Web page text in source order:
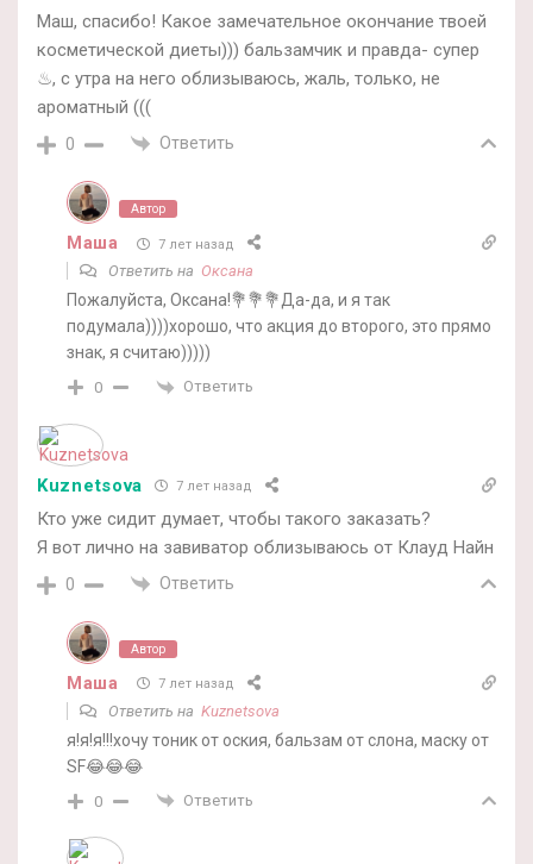
Маш, спасибо! Какое замечательное окончание твоей
косметической диеты))) бальзамчик и правда- супер
♨, с утра на него облизываюсь, жаль, только, не
ароматный (((
0 Ответить
Автор
Маша 7 лет назад
Ответить на Оксана
Пожалуйста, Оксана!💐💐💐Да-да, и я так
подумала))))хорошо, что акция до второго, это прямо
знак, я считаю)))))
0 Ответить
Kuznetsova 7 лет назад
Кто уже сидит думает, чтобы такого заказать?
Я вот лично на завиватор облизываюсь от Клауд Найн
0 Ответить
Автор
Маша 7 лет назад
Ответить на Kuznetsova
я!я!я!!!хочу тоник от оския, бальзам от слона, маску от
SF😂😂😂
0 Ответить